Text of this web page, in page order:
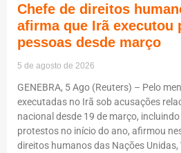
Chefe de direitos
afirma que Irã executou
pessoas desde março
5 de agosto de 2026
GENEBRA, 5 Ago (Reuters) – Pelo
executadas no Irã sob acusações
nacional desde 19 de março,
protestos no início do ano, afirmou
direitos humanos das Nações Unidas,